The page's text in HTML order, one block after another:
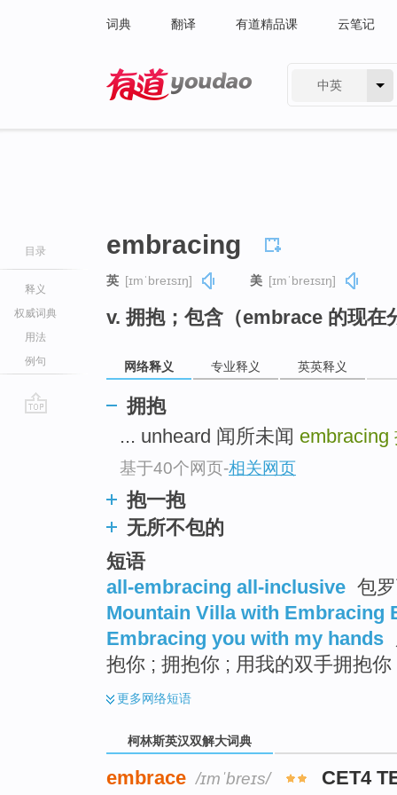
词典 翻译 有道精品课 云笔记
中英
目录
释义
权威词典
用法
例句
embracing
英 [ɪmˈbreɪsɪŋ] 美 [ɪmˈbreɪsɪŋ]
v. 拥抱；包含（embrace 的现在
网络释义 专业释义 英英释义
拥抱
... unheard 闻所未闻 embracing
基于40个网页-相关网页
抱一抱
无所不包的
短语
all-embracing all-inclusive 包
Mountain Villa with Embracing
Embracing you with my hands
抱你 ; 拥抱你 ; 用我的双手拥抱你
更多网络短语
柯林斯英汉双解大词典
embrace /ɪmˈbreɪs/ CET4